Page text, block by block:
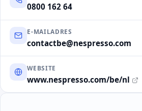
0800 162 64
E-MAILADRES
contactbe@nespresso.com
WEBSITE
www.nespresso.com/be/nl